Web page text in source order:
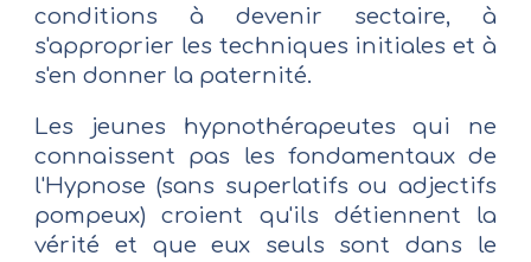
conditions à devenir sectaire, à
s'approprier les techniques initiales et à
s'en donner la paternité.
Les jeunes hypnothérapeutes qui ne
connaissent pas les fondamentaux de
l'Hypnose (sans superlatifs ou adjectifs
pompeux) croient qu'ils détiennent la
vérité et que eux seuls sont dans le